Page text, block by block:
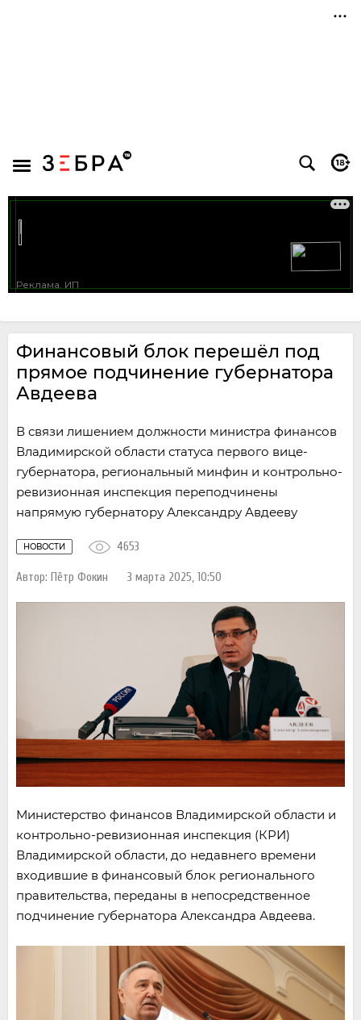
Финансовый блок перешёл под
прямое подчинение губернатора
Авдеева
В связи лишением должности министра финансов
Владимирской области статуса первого вице-
губернатора, региональный минфин и контрольно-
ревизионная инспекция переподчинены
напрямую губернатору Александру Авдееву
НОВОСТИ
Автор: Пётр Фокин 3 марта 2025, 10:50
4653
Министерство финансов Владимирской области и
контрольно-ревизионная инспекция (КРИ)
Владимирской области, до недавнего времени
входившие в финансовый блок регионального
правительства, переданы в непосредственное
подчинение губернатора Александра Авдеева.